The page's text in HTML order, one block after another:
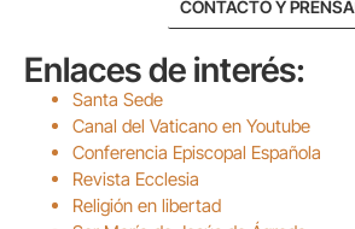
CONTACTO Y PRENSA
Enlaces de interés:
Santa Sede
Canal del Vaticano en Youtube
Conferencia Episcopal Española
Revista Ecclesia
Religión en libertad